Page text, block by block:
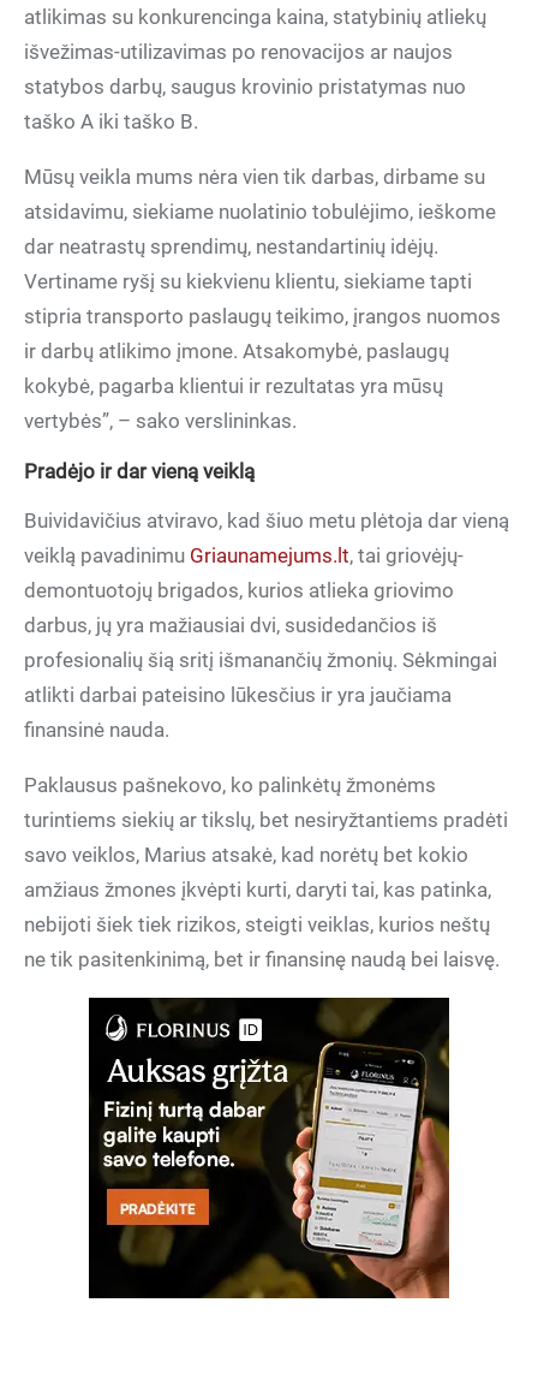
atlikimas su konkurencinga kaina, statybinių atliekų
išvežimas-utilizavimas po renovacijos ar naujos
statybos darbų, saugus krovinio pristatymas nuo
taško A iki taško B.
Mūsų veikla mums nėra vien tik darbas, dirbame su
atsidavimu, siekiame nuolatinio tobulėjimo, ieškome
dar neatrastų sprendimų, nestandartinių idėjų.
Vertiname ryšį su kiekvienu klientu, siekiame tapti
stipria transporto paslaugų teikimo, įrangos nuomos
ir darbų atlikimo įmone. Atsakomybė, paslaugų
kokybė, pagarba klientui ir rezultatas yra mūsų
vertybės”, – sako verslininkas.
Pradėjo ir dar vieną veiklą
Buividavičius atviravo, kad šiuo metu plėtoja dar vieną
veiklą pavadinimu Griaunamejums.lt, tai griovėjų-
demontuotojų brigados, kurios atlieka griovimo
darbus, jų yra mažiausiai dvi, susidedančios iš
profesionalių šią sritį išmanančių žmonių. Sėkmingai
atlikti darbai pateisino lūkesčius ir yra jaučiama
finansinė nauda.
Paklausus pašnekovo, ko palinkėtų žmonėms
turintiems siekių ar tikslų, bet nesiryžtantiems pradėti
savo veiklos, Marius atsakė, kad norėtų bet kokio
amžiaus žmones įkvėpti kurti, daryti tai, kas patinka,
nebijoti šiek tiek rizikos, steigti veiklas, kurios neštų
ne tik pasitenkinimą, bet ir finansinę naudą bei laisvę.